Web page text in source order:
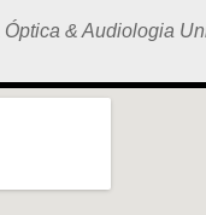
& Audiologia